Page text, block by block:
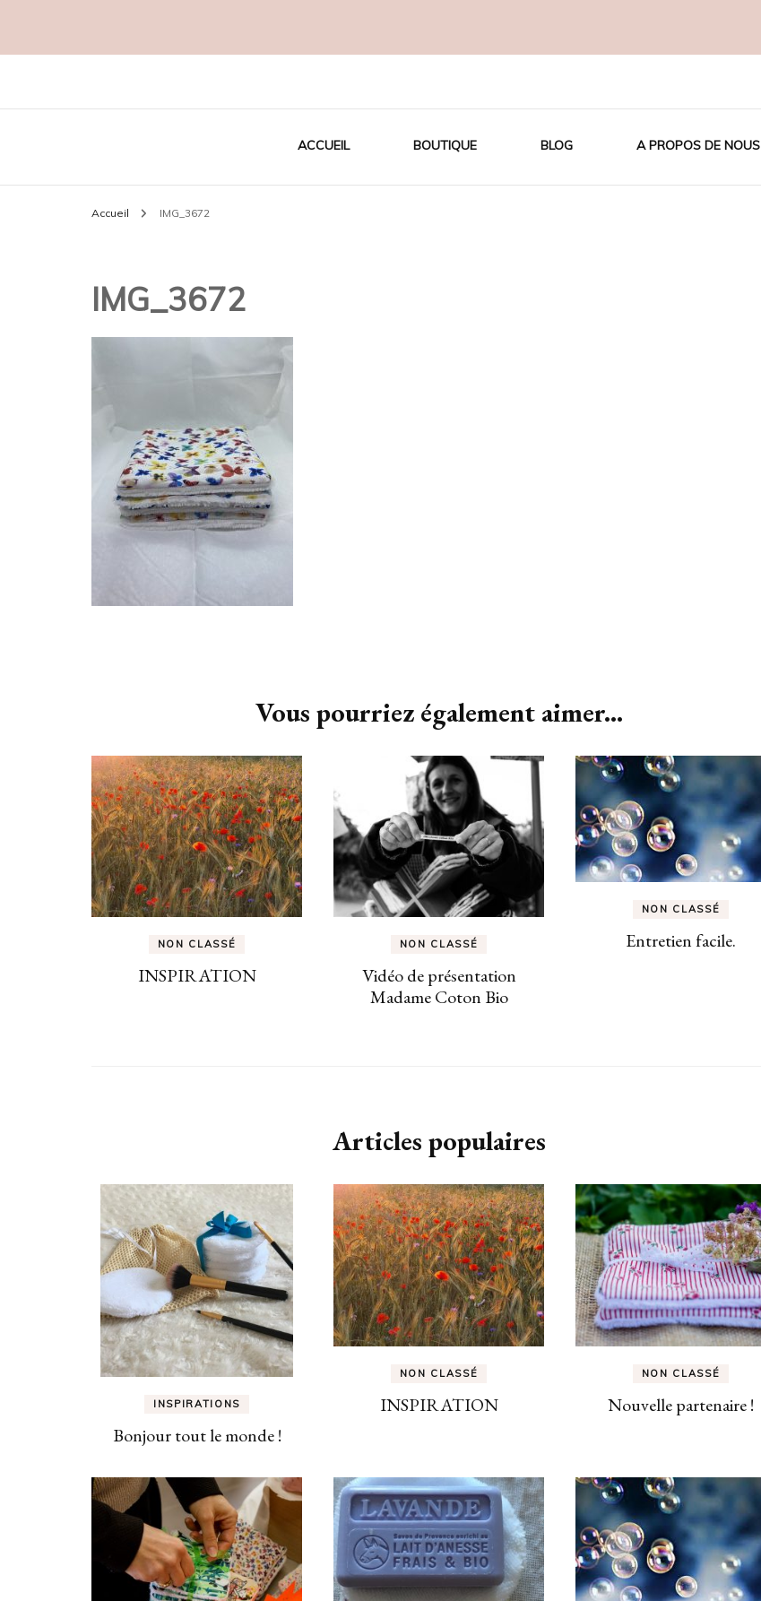
MADAME COTON BIO
ACCUEIL BOUTIQUE BLOG A PROPOS DE NOUS
Accueil IMG_3672
IMG_3672
Vous pourriez également aimer...
NON CLASSÉ
INSPIRATION
NON CLASSÉ
Vidéo de présentation
Madame Coton Bio
NON CLASSÉ
Entretien facile.
Articles populaires
INSPIRATIONS
Bonjour tout le monde !
NON CLASSÉ
INSPIRATION
NON CLASSÉ
Nouvelle partenaire !